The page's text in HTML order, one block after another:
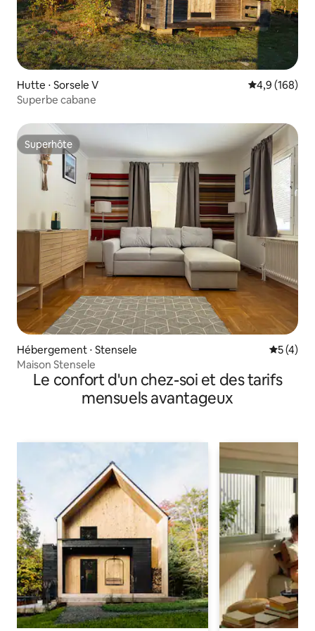
Hutte ⋅ Sorsele V Évaluation
4,9 (168)
Superbe cabane
Superhôte
Superhôte
Hébergement ⋅ Stensele
5 (4)
Maison Stensele
Le confort d'un chez-soi et des tarifs
mensuels avantageux